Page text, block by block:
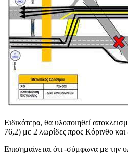
Ειδικότερα, θα υλοποιηθεί
76,2) με 2 λωρίδες προς Κόρινθο
Επισημαίνεται ότι -σύμφωνα με την